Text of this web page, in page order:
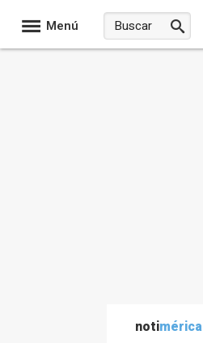
Menú
notimérica